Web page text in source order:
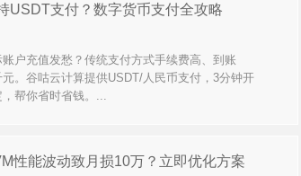
USDT支付？数字货币支付全攻略
户充值发愁？传统支付方式手续费高、到账
。谷咕云计算提供USDT/人民币支付，3分钟开
帮你省时省钱。...
性能波动致月损10万？立即优化方案